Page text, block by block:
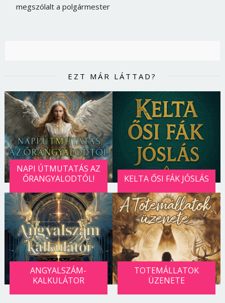
megszólalt a polgármester
EZT MÁR LÁTTAD?
NAPI ÚTMUTATÁS AZ
ŐRANGYALODTÓL!
KELTA ŐSI FÁK JÓSLÁS
ANGYALSZÁM-
KALKULÁTOR
TOTEMÁLLATOK
ÜZENETE